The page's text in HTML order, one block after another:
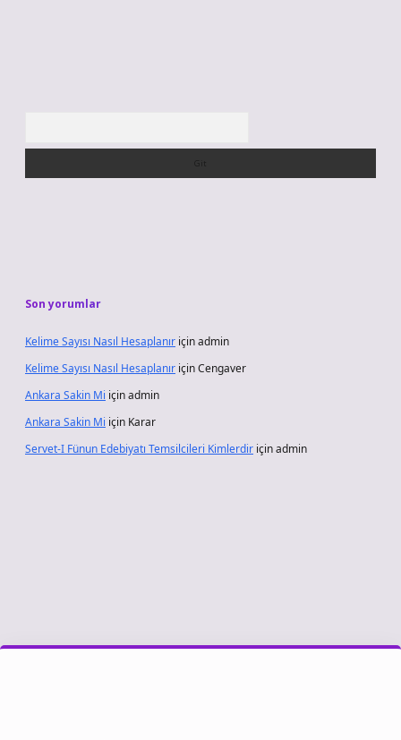
Son yorumlar
Kelime Sayısı Nasıl Hesaplanır içinadmin
Kelime Sayısı Nasıl Hesaplanır içinCengaver
Ankara Sakin Mi içinadmin
Ankara Sakin Mi için Karar
Servet-I Fünun Edebiyatı Temsilcileri Kimlerdir içinadmin